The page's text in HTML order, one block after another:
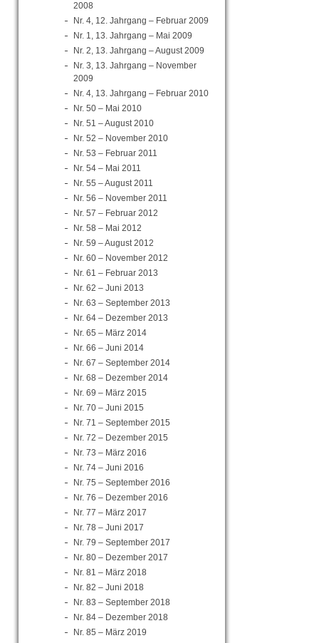
2008
Nr. 4, 12. Jahrgang – Februar 2009
Nr. 1, 13. Jahrgang – Mai 2009
Nr. 2, 13. Jahrgang – August 2009
Nr. 3, 13. Jahrgang – November
2009
Nr. 4, 13. Jahrgang – Februar 2010
Nr. 50 – Mai 2010
Nr. 51 – August 2010
Nr. 52 – November 2010
Nr. 53 – Februar 2011
Nr. 54 – Mai 2011
Nr. 55 – August 2011
Nr. 56 – November 2011
Nr. 57 – Februar 2012
Nr. 58 – Mai 2012
Nr. 59 – August 2012
Nr. 60 – November 2012
Nr. 61 – Februar 2013
Nr. 62 – Juni 2013
Nr. 63 – September 2013
Nr. 64 – Dezember 2013
Nr. 65 – März 2014
Nr. 66 – Juni 2014
Nr. 67 – September 2014
Nr. 68 – Dezember 2014
Nr. 69 – März 2015
Nr. 70 – Juni 2015
Nr. 71 – September 2015
Nr. 72 – Dezember 2015
Nr. 73 – März 2016
Nr. 74 – Juni 2016
Nr. 75 – September 2016
Nr. 76 – Dezember 2016
Nr. 77 – März 2017
Nr. 78 – Juni 2017
Nr. 79 – September 2017
Nr. 80 – Dezember 2017
Nr. 81 – März 2018
Nr. 82 – Juni 2018
Nr. 83 – September 2018
Nr. 84 – Dezember 2018
Nr. 85 – März 2019